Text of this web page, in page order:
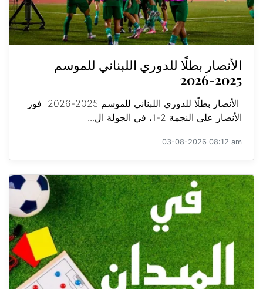
الأنصار بطلًا للدوري اللبناني للموسم
2025-2026
الأنصار بطلًا للدوري اللبناني للموسم 2025-2026 فوز
الأنصار على النجمة 2-1، في الجولة ال...
03-08-2026 08:12 am